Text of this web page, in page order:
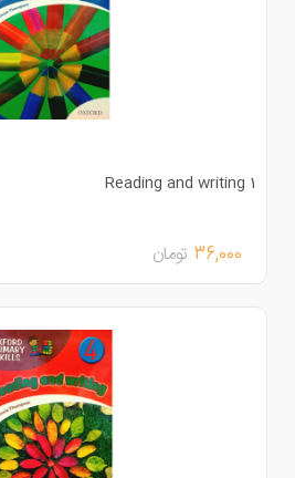
Reading and writing
36,000تومان